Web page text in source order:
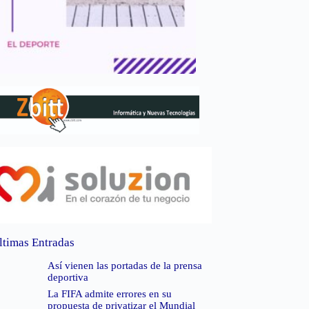
Entradas
Así vienen las portadas de la prensa
deportiva
La FIFA admite errores en su
propuesta de privatizar el Mundial